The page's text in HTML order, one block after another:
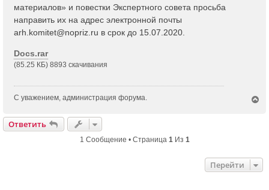
материалов» и повестки Экспертного совета просьба
направить их на адрес электронной почты
arh.komitet@nopriz.ru в срок до 15.07.2020.
Docs.rar
(85.25 КБ) 8893 скачивания
С уважением, администрация форума.
ь
я
Ответить
1 Сообщение • Страница 1 Из 1
Перейти